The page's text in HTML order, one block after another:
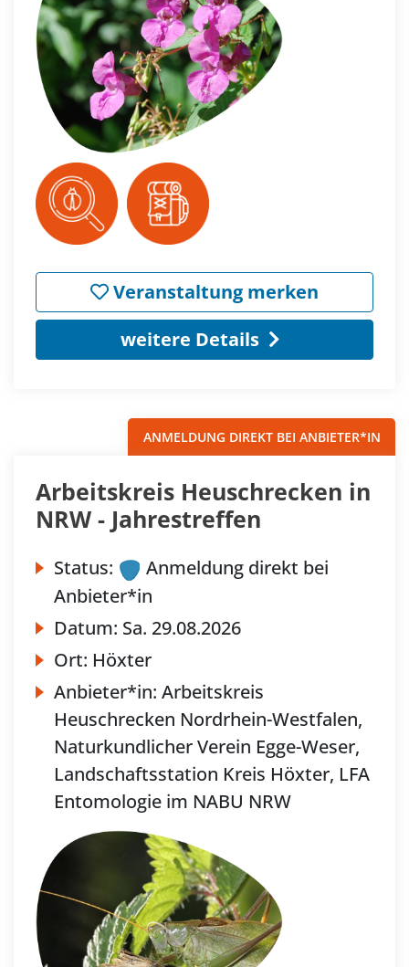
Veranstaltung merken
weitere Details
ANMELDUNG DIREKT BEI ANBIETER*IN
Arbeitskreis Heuschrecken in
NRW - Jahrestreffen
Status:
Anmeldung direkt bei
Anbieter*in
Datum: Sa. 29.08.2026
Ort: Höxter
Anbieter*in: Arbeitskreis
Heuschrecken Nordrhein-Westfalen,
Naturkundlicher Verein Egge-Weser,
Landschaftsstation Kreis Höxter, LFA
Entomologie im NABU NRW